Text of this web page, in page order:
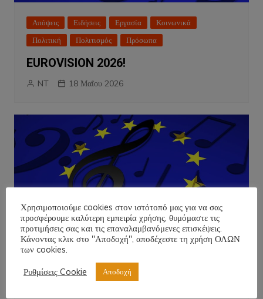
Απόψεις Ειδήσεις Εργασία
Κοινωνικά
Πολιτική
Πολιτισμός Πρόσωπα
EUROVISION 2026!
NT 18 Μαΐου 2026
Απόψεις Ειδήσεις
Παιδεία Πολιτισμός
Χρησιμοποιούμε cookies στον ιστότοπό μας για να σας
προσφέρουμε καλύτερη εμπειρία χρήσης, θυμόμαστε τις
προτιμήσεις σας και τις επαναλαμβανόμενες επισκέψεις.
Κάνοντας κλικ στο "Αποδοχή", αποδέχεστε τη χρήση ΟΛΩΝ
των cookies.
Ρυθμίσεις Cookie
Αποδοχή